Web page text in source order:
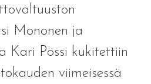
Mononen ja
Kari Pössi kukitettiin
viimeisessä